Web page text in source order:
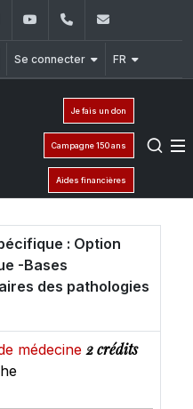
LinkedInYouTube+961 (1) 421 235
Se connecter FR
Je fais un don
Campagne 150 ans
Aides financières
: Option
-Bases
des pathologies
médecine2 crédits